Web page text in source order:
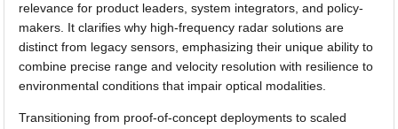
relevance for product leaders, system integrators, and policy-
makers. It clarifies why high-frequency radar solutions are
distinct from legacy sensors, emphasizing their unique ability to
combine precise range and velocity resolution with resilience to
environmental conditions that impair optical modalities.
Transitioning from proof-of-concept deployments to scaled